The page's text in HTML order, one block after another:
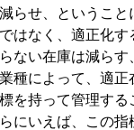
らせ、ということ
はなく、適正化す
ない在庫は減ら
種によって、適
を持って管理する
にいえば、この